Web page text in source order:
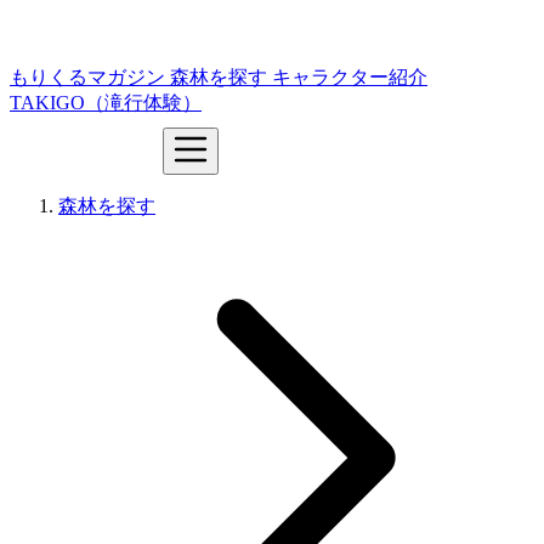
もりくるマガジン 森林を探す キャラクター紹介
TAKIGO（滝行体験）
森林を探す